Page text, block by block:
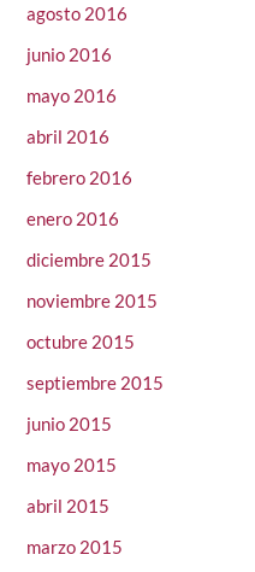
agosto 2016
junio 2016
mayo 2016
abril 2016
febrero 2016
enero 2016
diciembre 2015
noviembre 2015
octubre 2015
septiembre 2015
junio 2015
mayo 2015
abril 2015
marzo 2015